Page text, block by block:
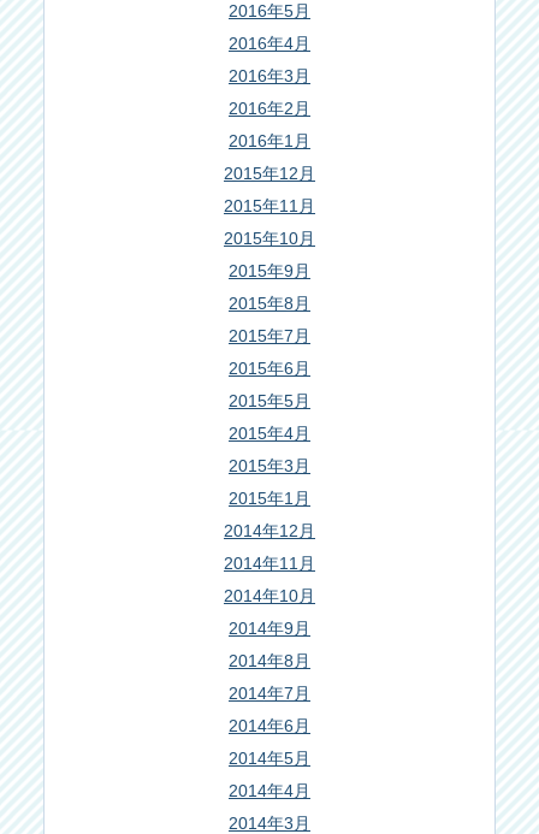
2016年5月
2016年4月
2016年3月
2016年2月
2016年1月
2015年12月
2015年11月
2015年10月
2015年9月
2015年8月
2015年7月
2015年6月
2015年5月
2015年4月
2015年3月
2015年1月
2014年12月
2014年11月
2014年10月
2014年9月
2014年8月
2014年7月
2014年6月
2014年5月
2014年4月
2014年3月